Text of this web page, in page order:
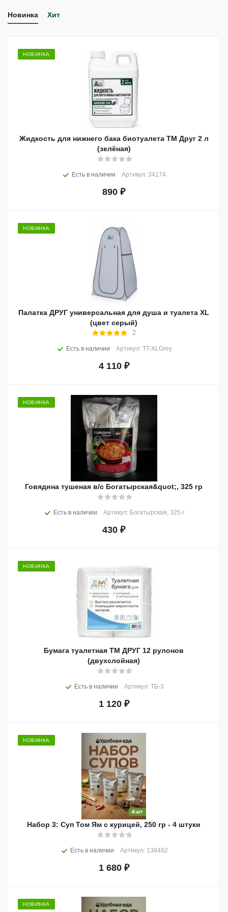
Новинка Хит
НОВИНКА
Жидкость для нижнего бака биотуалета ТМ Друг 2 л
(зелёная)
Есть в наличии Артикул: 34174
890 ₽
НОВИНКА
Палатка ДРУГ универсальная для душа и туалета XL
(цвет серый)
2
Есть в наличии Артикул: TT-XLGrey
4 110₽
НОВИНКА
Говядина тушеная в/с Богатырская&quot;, 325 гр
Есть в наличии Артикул: Богатырская, 325 г
430 ₽
НОВИНКА
Бумага туалетная ТМ ДРУГ 12 рулонов
(двухслойная)
Есть в наличии Артикул: ТБ-3
1 120₽
НОВИНКА
Набор 3: Суп Том Ям с курицей, 250 гр - 4 штуки
Есть в наличии Артикул: 138482
1 680₽
НОВИНКА